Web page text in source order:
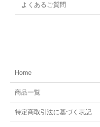
よくあるご質問
Home
商品一覧
特定商取引法に基づく表記